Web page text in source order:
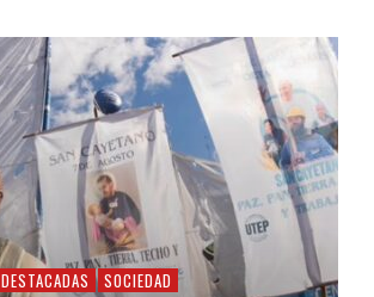
DESTACADAS SOCIEDAD